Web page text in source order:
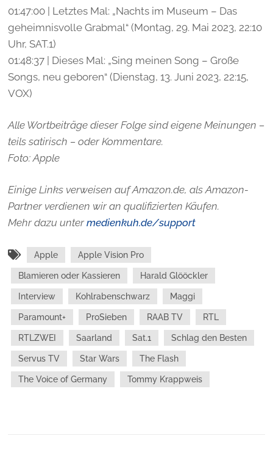
01:47:00 | Letztes Mal: „Nachts im Museum – Das
geheimnisvolle Grabmal“ (Montag, 29. Mai 2023, 22:10
Uhr, SAT.1)
01:48:37 | Dieses Mal: „Sing meinen Song – Große
Songs, neu geboren“ (Dienstag, 13. Juni 2023, 22:15,
VOX)
Alle Wortbeiträge dieser Folge sind eigene Meinungen –
teils satirisch – oder Kommentare.
Foto: Apple
Einige Links verweisen auf Amazon.de, als Amazon-
Partner verdienen wir an qualifizierten Käufen.
Mehr dazu untermedienkuh.de/support
Apple Apple Vision Pro
Blamieren oder Kassieren Harald Glööckler
Interview Kohlrabenschwarz Maggi
Paramount+ ProSieben RAAB TV RTL
RTLZWEI Saarland Sat.1 Schlag den Besten
Servus TV Star Wars The Flash
The Voice of Germany Tommy Krappweis